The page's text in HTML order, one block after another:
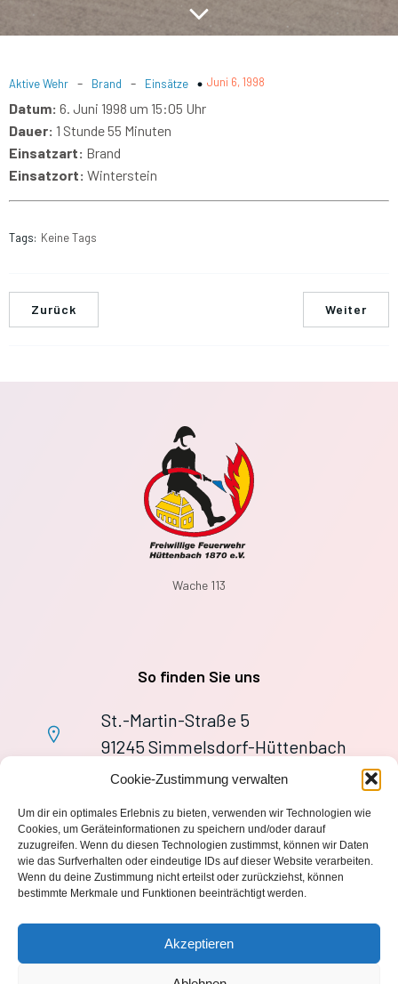
Cookie-Zustimmung verwalten
Um dir ein optimales Erlebnis zu bieten, verwenden wir Technologien wie
Cookies, um Geräteinformationen zu speichern und/oder darauf
zuzugreifen. Wenn du diesen Technologien zustimmst, können wir Daten
wie das Surfverhalten oder eindeutige IDs auf dieser Website verarbeiten.
Wenn du deine Zustimmung nicht erteilst oder zurückziehst, können
bestimmte Merkmale und Funktionen beeinträchtigt werden.
Akzeptieren
Aktive Wehr - Brand - Einsätze Juni 6, 1998
Datum: 6. Juni 1998 um 15:05 Uhr
Dauer: 1 Stunde 55 Minuten
Einsatzart: Brand
Einsatzort: Winterstein
Tags: Keine Tags
Zurück Weiter
Wache 113
So finden Sie uns
St.-Martin-Straße 5
91245 Simmelsdorf-Hüttenbach
+49 9155 9279727
wache113@ff-huettenbach.de